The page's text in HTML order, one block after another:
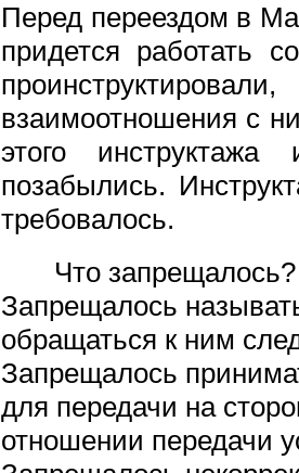
Перед переездом в
придется работать
взаимоотношения с
этого
позабылись.
требовалось.
Что запрещалось?
Запрещалось
обращаться к ним
Запрещалось
для передачи на
отношении передачи